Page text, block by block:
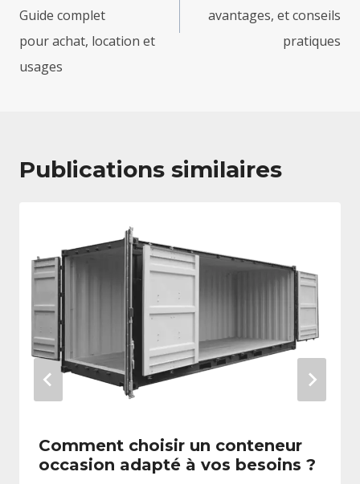
Guide complet
pour achat, location et
usages
avantages, et conseils
pratiques
Publications similaires
Comment choisir un conteneur
occasion adapté à vos besoins ?